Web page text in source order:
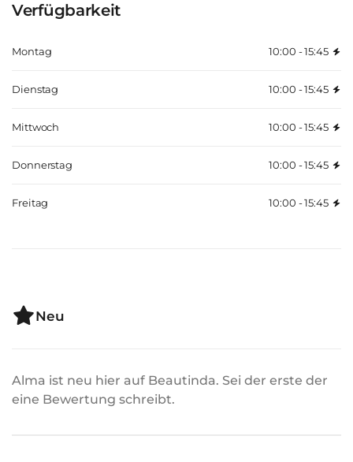
Verfügbarkeit
Montag 10:00 - 15:45
Dienstag 10:00 - 15:45
Mittwoch 10:00 - 15:45
Donnerstag 10:00 - 15:45
Freitag 10:00 - 15:45
Neu
Alma ist neu hier auf Beautinda. Sei der erste der
eine Bewertung schreibt.